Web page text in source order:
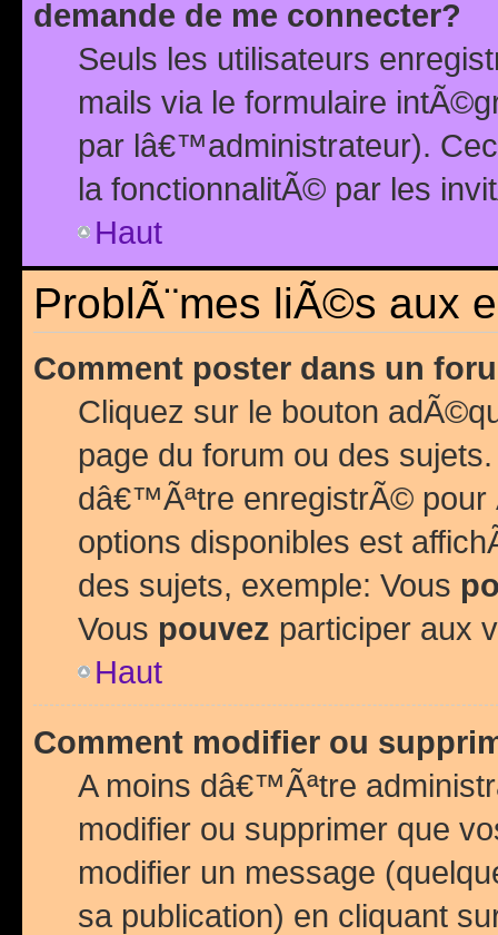
demande de me connecter?
Seuls les utilisateurs
mails via le formulaire
par lâ€™administrateur).
la fonctionnalitÃ© par les
Haut
ProblÃ¨mes liÃ©s aux
Comment poster dans un
Cliquez sur le bouton
page du forum ou des
dâ€™Ãªtre enregistrÃ©
options disponibles est
des sujets, exemple: Vous
Vous pouvez participer aux
Haut
Comment modifier ou
A moins dâ€™Ãªtre
modifier ou supprimer que
modifier un message
sa publication) en cliquant